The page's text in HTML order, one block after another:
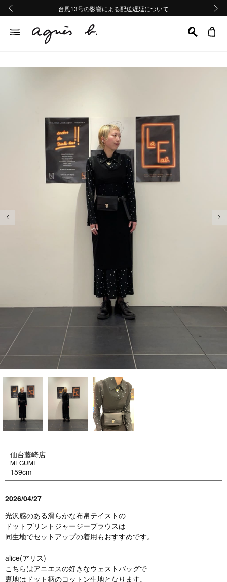
熊本地域地震の影響による配送遅延について
Summer Sale 2buy10%OFF!!
台風13号の影響による配送遅延について
熊本地域地震の影響による配送遅延について
Summer Sale 2buy10%OFF!!
前の画像
仙台藤崎店
MEGUMI
159cm
2026/04/27
光沢感のある滑らかな布帛テイストの
ドットプリントジャージーブラウスは
同生地でセットアップの着用もおすすめです。
alice(アリス)
こちらはアニエスの好きなウェストバッグで
裏地はドット柄のコットン生地となります。